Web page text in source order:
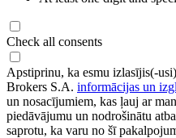
Check all consents
Apstiprinu, ka esmu izlasījis(-
Brokers S.A. informācijas un
un nosacījumiem, kas ļauj ar
piedāvājumu un nodrošinātu
saprotu, ka varu no šī